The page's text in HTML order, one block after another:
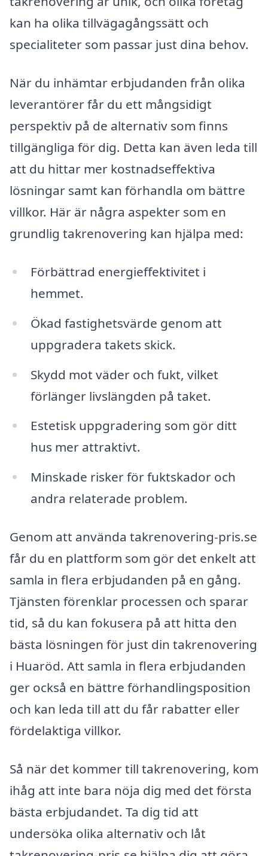
kan ha olika tillvägagångssätt och
specialiteter som passar just dina behov.
När du inhämtar erbjudanden från olika
leverantörer får du ett mångsidigt
perspektiv på de alternativ som finns
tillgängliga för dig. Detta kan även leda till
att du hittar mer kostnadseffektiva
lösningar samt kan förhandla om bättre
villkor. Här är några aspekter som en
grundlig takrenovering kan hjälpa med:
Förbättrad energieffektivitet i
hemmet.
Ökad fastighetsvärde genom att
uppgradera takets skick.
Skydd mot väder och fukt, vilket
förlänger livslängden på taket.
Estetisk uppgradering som gör ditt
hus mer attraktivt.
Minskade risker för fuktskador och
andra relaterade problem.
Genom att använda takrenovering-pris.se
får du en plattform som gör det enkelt att
samla in flera erbjudanden på en gång.
Tjänsten förenklar processen och sparar
tid, så du kan fokusera på att hitta den
bästa lösningen för just din takrenovering
i Huaröd. Att samla in flera erbjudanden
ger också en bättre förhandlingsposition
och kan leda till att du får rabatter eller
fördelaktiga villkor.
Så när det kommer till takrenovering, kom
ihåg att inte bara nöja dig med det första
bästa erbjudandet. Ta dig tid att
undersöka olika alternativ och låt